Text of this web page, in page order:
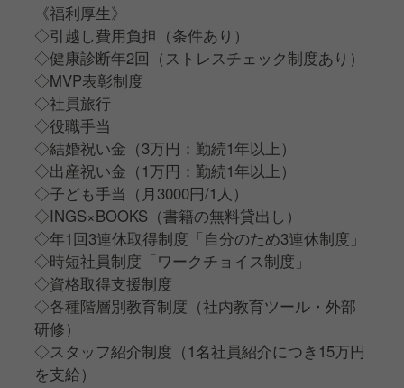
《福利厚生》
◇引越し費用負担（条件あり）
◇健康診断年2回（ストレスチェック制度あり）
◇MVP表彰制度
◇社員旅行
◇役職手当
◇結婚祝い金（3万円：勤続1年以上）
◇出産祝い金（1万円：勤続1年以上）
◇子ども手当（月3000円/1人）
◇INGS×BOOKS（書籍の無料貸出し）
◇年1回3連休取得制度「自分のため3連休制度」
◇時短社員制度「ワークチョイス制度」
◇資格取得支援制度
◇各種階層別教育制度（社内教育ツール・外部
研修）
◇スタッフ紹介制度（1名社員紹介につき15万円
を支給）